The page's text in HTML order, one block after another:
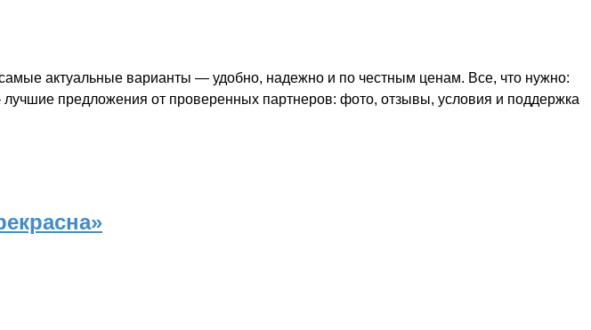
актуальные варианты — удобно, надежно и по честным ценам. Все, что нужно:
предложения от проверенных партнеров: фото, отзывы, условия и поддержка